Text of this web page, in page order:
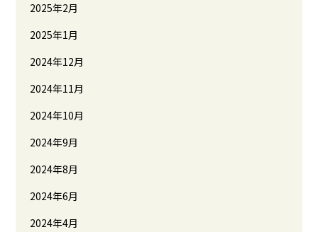
2025年2月
2025年1月
2024年12月
2024年11月
2024年10月
2024年9月
2024年8月
2024年6月
2024年4月